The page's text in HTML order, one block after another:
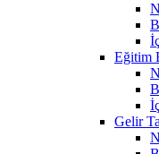
Eğitim
Gelir